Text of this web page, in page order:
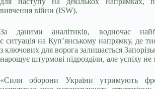
вивчення війни (ISW).
За даними аналітиків, водночас
є ситуація на Куп’янському напрямку, де
з ключових для ворога залишається
нарощує штурмові підрозділи, але успіху не
«Сили оборони України утримують